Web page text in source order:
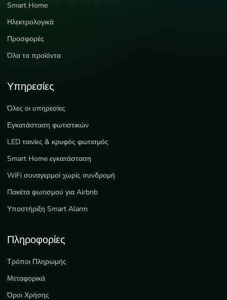
Smart Home
Ηλεκτρολογικά
Προσφορές
Όλα τα προϊόντα
Υπηρεσίες
Όλες οι υπηρεσίες
Εγκατάσταση φωτιστικών
LED ταινίες & κρυφός φωτισμός
Smart Home εγκατάσταση
WiFi συναγερμοί χωρίς συνδρομή
Πακέτα φωτισμού για Airbnb
Υποστήριξη Smart Alarm
Πληροφορίες
Τρόποι Πληρωμής
Μεταφορικά
Όροι Χρήσης